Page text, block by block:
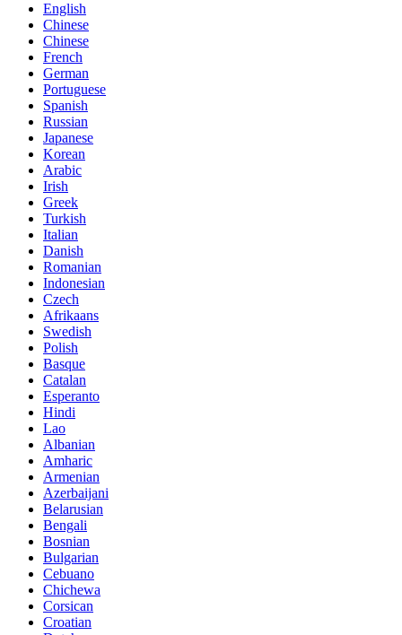
English
Chinese
Chinese
French
German
Portuguese
Spanish
Russian
Japanese
Korean
Arabic
Irish
Greek
Turkish
Italian
Danish
Romanian
Indonesian
Czech
Afrikaans
Swedish
Polish
Basque
Catalan
Esperanto
Hindi
Lao
Albanian
Amharic
Armenian
Azerbaijani
Belarusian
Bengali
Bosnian
Bulgarian
Cebuano
Chichewa
Corsican
Croatian